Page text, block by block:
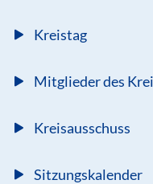
Kreistag
Mitglieder des
Kreisausschuss
Sitzungskalender